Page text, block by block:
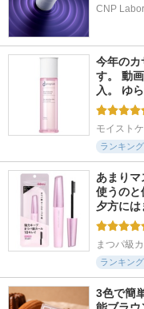
CNP
今年のカ
す。 動
入。 ゆ
モイスト
ランキン
あまり
使うのと
夕方に
まつパ級
ランキン
3色で簡